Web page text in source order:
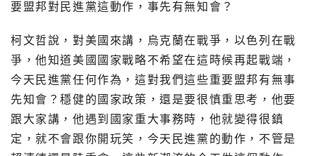
要盟邦對民進黨這動作，事先有無知會？
柯文哲說，對美國來講，烏克蘭在戰爭，以色列在戰
爭，他知道美國國家戰略不希望在這時候再起戰端，
今天民進黨任何作為，這對我們這些重要盟邦有無事
先知會？穩健的國家政策，還是要很慎重思考，他要
跟大家講，他遇到國家重大事務時，他就變得很鎮
定，就不會跟你開玩笑，今天民進黨的動作，不管是